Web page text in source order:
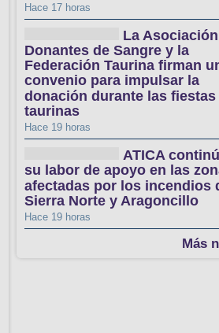
Hace 17 horas
La
Donantes de Sangre y la
Federación Taurina firman
convenio para impulsar la
donación durante las fiestas
taurinas
Hace 19 horas
ATICA
su labor de apoyo en las
afectadas por los incendios
Sierra Norte y Aragoncillo
Hace 19 horas
Más